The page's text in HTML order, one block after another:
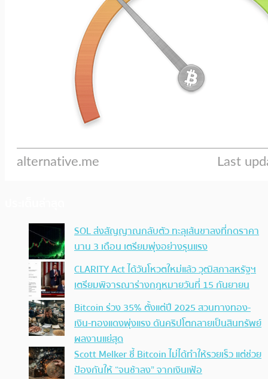
SOL ส่งสัญญาณกลับตัว ทะลุเส้นขาลงที่กดราคา
นาน 3 เดือน เตรียมพุ่งอย่างรุนแรง
CLARITY Act ได้วันโหวตใหม่แล้ว วุฒิสภาสหรัฐฯ
เตรียมพิจารณาร่างกฎหมายวันที่ 15 กันยายน
Bitcoin ร่วง 35% ตั้งแต่ปี 2025 สวนทางทอง-
เงิน-ทองแดงพุ่งแรง ดันคริปโตกลายเป็นสินทรัพย์
ผลงานแย่สุด
Scott Melker ชี้ Bitcoin ไม่ได้ทำให้รวยเร็ว แต่ช่วย
ป้องกันให้ “จนช้าลง” จากเงินเฟ้อ